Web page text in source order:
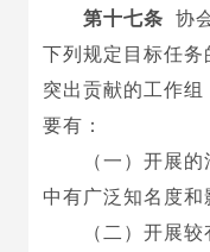
第十七条
协
下列规定目标任务
突出贡献的工作
要有：
（一）开展
中有广泛知名度和
（二）开展